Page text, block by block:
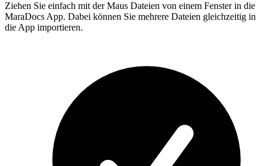
Ziehen Sie einfach mit der Maus Dateien von einem Fenster in die
MaraDocs App. Dabei können Sie mehrere Dateien gleichzeitig in
die App importieren.